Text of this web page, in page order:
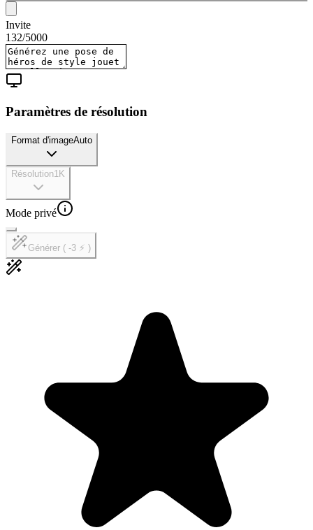
Invite
132/5000
Paramètres de résolution
Format d'imageAuto
Résolution1K
Mode privé
Générer ( -3 ⚡ )